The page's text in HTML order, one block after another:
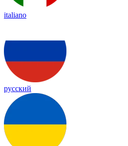
italiano
русский